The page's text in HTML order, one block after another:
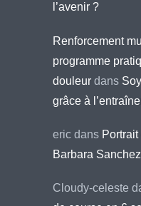
l’avenir ?
Renforcement
programme
douleur dans
grâce à
eric dans
Barbara
Cloudy-celeste